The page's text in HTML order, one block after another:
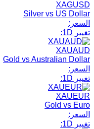
XAGUSD
Silver vs US Dollar
السعر:
تغيير 1D:
XAUAUD
Gold vs Australian Dollar
السعر:
تغيير 1D:
XAUEUR
Gold vs Euro
السعر:
تغيير 1D: